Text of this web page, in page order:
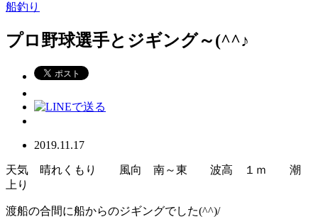
船釣り
プロ野球選手とジギング～(^^♪
2019.11.17
天気 晴れくもり 風向 南～東 波高 １ｍ 潮
上り
渡船の合間に船からのジギングでした(^^)/